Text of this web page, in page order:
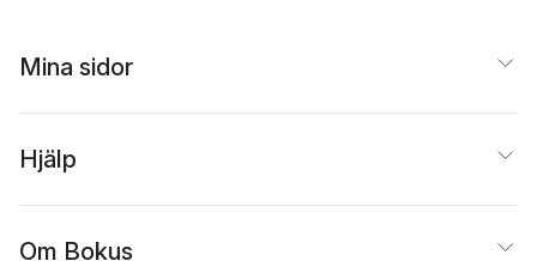
Mina sidor
Hjälp
Om Bokus